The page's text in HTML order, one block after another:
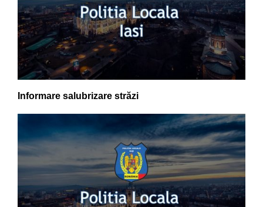
Informare salubrizare străzi